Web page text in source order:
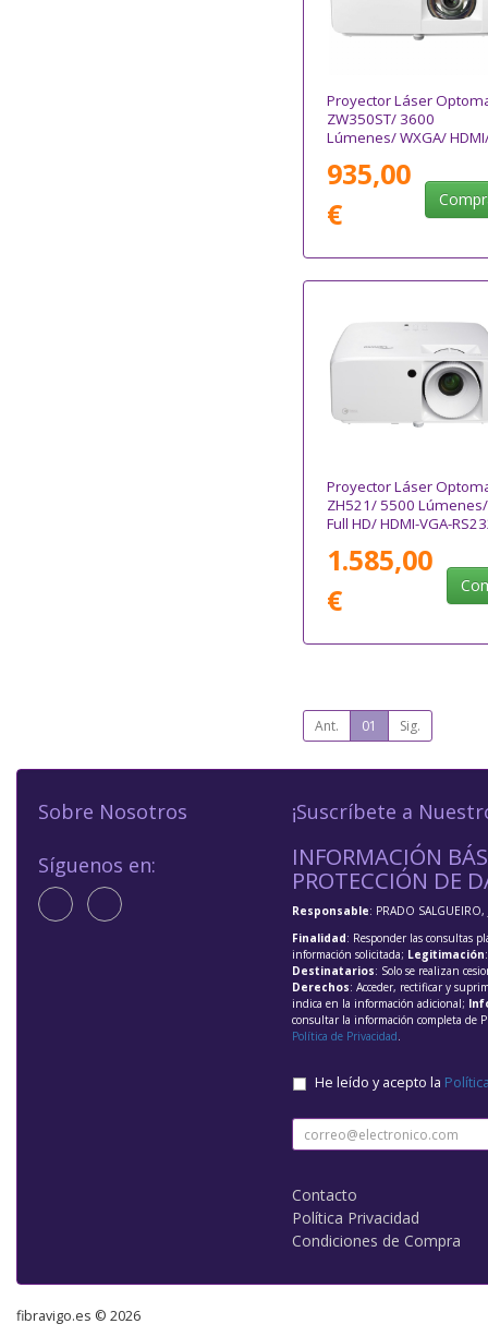
Proyector Láser
ZW350ST/ 3600
Lúmenes/ WXGA/
935,00
€
Proyector Láser
ZH521/ 5500 Lúmenes/
Full HD/ HDMI-VGA-
1.585,00
€
Ant. 01 Sig.
Sobre Nosotros
Síguenos en:
¡Suscríbete a
INFORMACIÓN
PROTECCIÓN DE
Responsable: PRADO SALGUEIRO,
Finalidad: Responder las consultas
información solicitada; Legitimación
Destinatarios: Solo se realizan
Derechos: Acceder, rectificar y
indica en la información adicional;
consultar la información completa de
Política de Privacidad.
He leído y acepto la
Contacto
Política Privacidad
Condiciones de Compra
fibravigo.es © 2026